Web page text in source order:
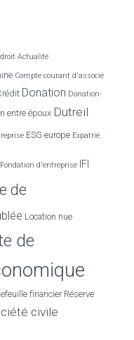
Actualité
Compte courant d'associé
Donation Donation-
entre époux Dutreil
ESG europe Expatrié
Fondation d'entreprise IFI
de
Location nue
de
financier Réserve
civile